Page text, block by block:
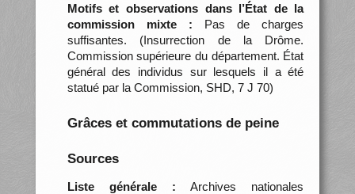
Motifs et observations dans l’État de la
commission mixte : Pas de charges
suffisantes. (Insurrection de la Drôme.
Commission supérieure du département. État
général des individus sur lesquels il a été
statué par la Commission, SHD, 7 J 70)
Grâces et commutations de peine
Sources
Liste générale : Archives nationales